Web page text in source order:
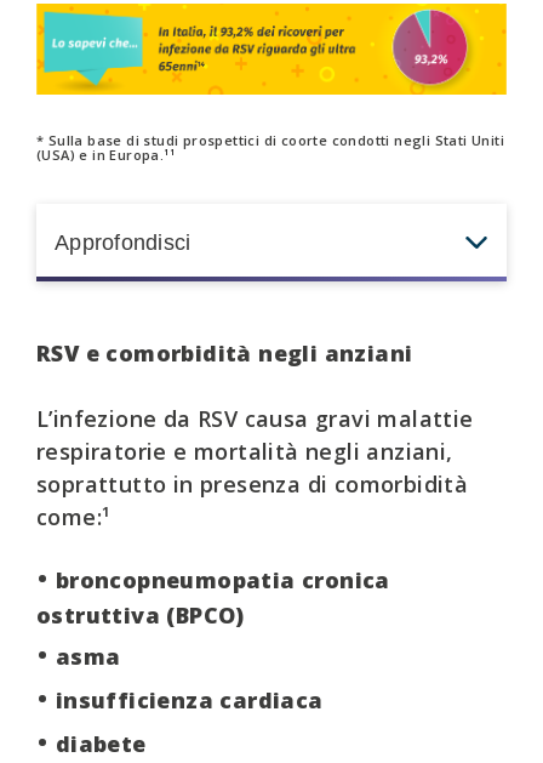
* Sulla base di studi prospettici di coorte condotti negli Stati Uniti
(USA) e in Europa. 11
Approfondisci
sottostimato nella popolazione con età >65
Rispetto all’influenza, i ricoveri per RSV potrebbero
comportare:
• + 30%del rischio diammissione in terapia
intensiva
giorni
+ 170% del rischio dipolmonite
RSV e comorbidità negli anziani
L’infezione da RSV causa gravi malattie
respiratorie e mortalità negli anziani,
soprattutto in presenza di comorbidità
come:¹
• broncopneumopatia cronica
ostruttiva (BPCO)
• asma
• insufficienza cardiaca
• diabete